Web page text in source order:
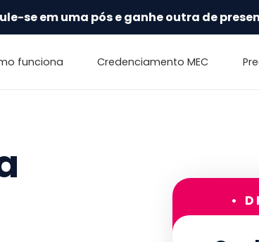
se em uma pós e ganhe outra de
funciona Credenciamento MEC
•